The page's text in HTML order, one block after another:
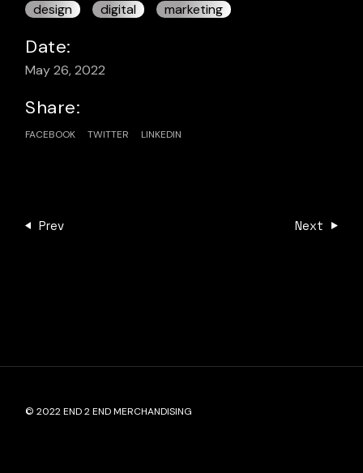
design digital marketing
Date:
May 26, 2022
Share:
FACEBOOK TWITTER LINKEDIN
Prev Next
© 2022END 2 END MERCHANDISING